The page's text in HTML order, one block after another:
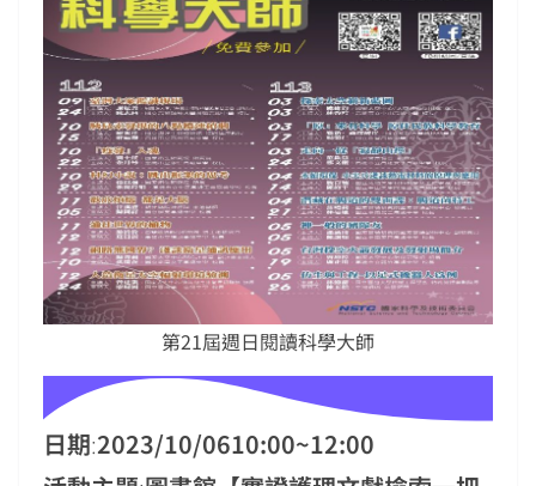
第21屆週日閱讀科學大師
日期:2023/10/0610:00~12:00